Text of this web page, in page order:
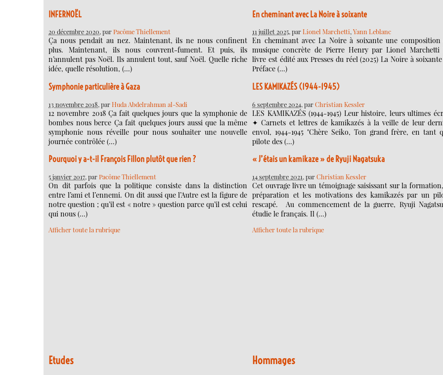
INFERNOËL
20 décembre 2020, parPacôme Thiellement
Ça nous pendait au nez. Maintenant, ils ne nous confinent
plus. Maintenant, ils nous couvrent-fument. Et puis, ils
n’annulent pas Noël. Ils annulent tout, sauf Noël. Quelle riche
idée, quelle résolution, (…)
Symphonie particulière à Gaza
13 novembre 2018, parHuda Abdelrahman al-Sadi
12 novembre 2018 Ça fait quelques jours que la symphonie de
bombes nous berce Ça fait quelques jours aussi que la même
symphonie nous réveille pour nous souhaiter une nouvelle
journée contrôlée (…)
Pourquoi y a-t-il François Fillon plutôt que rien ?
5 janvier 2017, parPacôme Thiellement
On dit parfois que la politique consiste dans la distinction
entre l’ami et l’ennemi. On dit aussi que l’Autre est la figure de
notre question ; qu’il est « notre » question parce qu’il est celui
qui nous (…)
Afficher toute la rubrique
En cheminant avec La Noire à soixante
11 juillet 2025, parLionel Marchetti,Yann Leblanc
En cheminant avec La Noire à soixante une composition
musique concrète de Pierre Henry par Lionel Marchetti
livre est édité aux Presses du réel (2025) La Noire à
Préface (…)
LES KAMIKAZÉS (1944-1945)
6 septembre 2024, parChristian Kessler
LES KAMIKAZÉS (1944-1945) Leur histoire, leurs ultimes
✦ Carnets et lettres de kamikazés à la veille de leur
envol, 1944-1945 "Chère Seiko, Ton grand frère, en tant
pilote des (…)
« J’étais un kamikaze » de Ryuji Nagatsuka
14 septembre 2021, parChristian Kessler
Cet ouvrage livre un témoignage saisissant sur la
préparation et les motivations des kamikazés par un
rescapé. Au commencement de la guerre, Ryuji
étudie le français. Il (…)
Afficher toute la rubrique
Etudes Hommages